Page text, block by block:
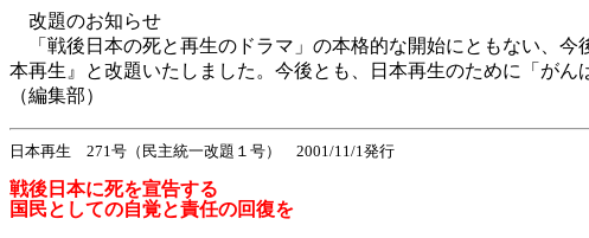
改題のお知らせ
「戦後日本の死と再生のドラマ」の本格的な開始にともない、今
本再生』と改題いたしました。今後とも、日本再生のために「
（編集部）
日本再生 271号（民主統一改題１号） 2001/11/1発行
戦後日本に死を宣告する
国民としての自覚と責任の回復を